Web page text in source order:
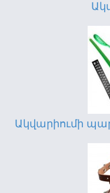
Ակվարիումի